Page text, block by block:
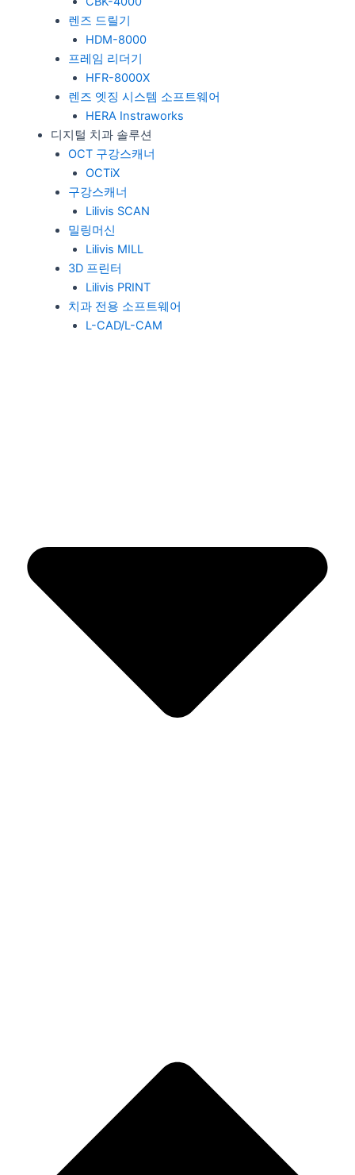
렌즈 드릴기
HDM-8000
프레임 리더기
HFR-8000X
렌즈 엣징 시스템 소프트웨어
HERA Instraworks
디지털 치과 솔루션
OCT 구강스캐너
OCTiX
구강스캐너
Lilivis SCAN
밀링머신
Lilivis MILL
3D 프린터
Lilivis PRINT
치과 전용 소프트웨어
L-CAD/L-CAM